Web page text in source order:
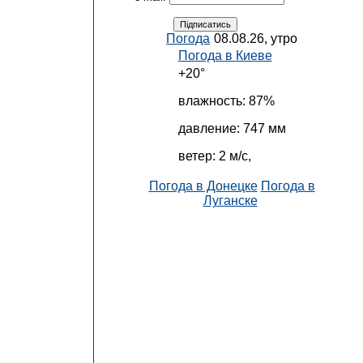
Погода 08.08.26, утро
Погода в Киеве
+20°
влажность: 87%
давление: 747 мм
ветер: 2 м/с,
Погода в Донецке Погода в
Луганске